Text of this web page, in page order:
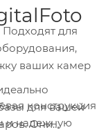
для
ваших камер
конструкция
и надежную
для вашей
Они